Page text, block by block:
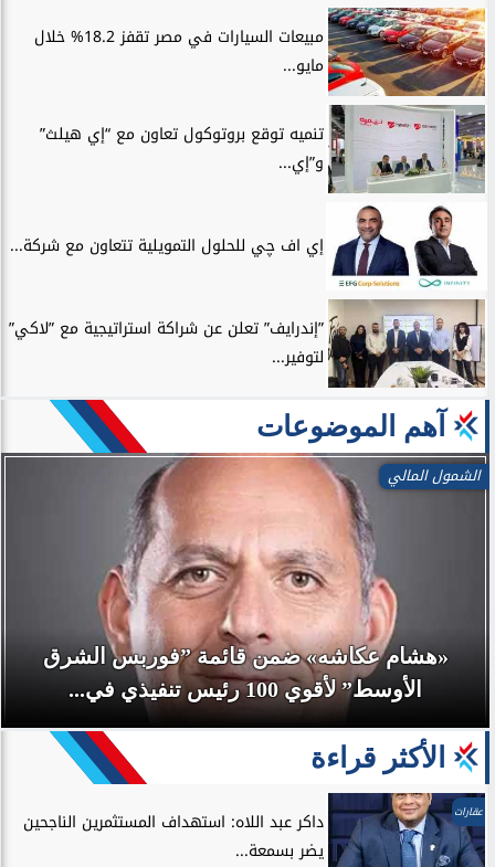
مبيعات السيارات في مصر تقفز 18.2% خلال
مايو...
تنميه توقع بروتوكول تعاون مع “إي هيلث”
و”إي...
إي اف چي للحلول التمويلية تتعاون مع شركة...
”إندرايف” تعلن عن شراكة استراتيجية مع ”لاكي”
لتوفير...
آهم الموضوعات
الشمول المالي
«هشام عكاشه» ضمن قائمة ”فوربس الشرق
الأوسط” لأقوي 100 رئيس تنفيذي في...
الأكثر قراءة
عقارات
داكر عبد اللاه: استهداف المستثمرين الناجحين
يضر بسمعة...